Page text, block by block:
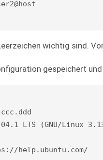
wichtig sind.
gespeichert
LTS (GNU/Linux
help.ubuntu.com/